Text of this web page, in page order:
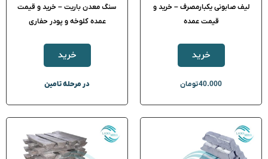
لیف صابونی یکبارمصرف – خرید و
قیمت عمده
خرید
40.000تومان
سنگ معدن باریت – خرید و قیمت
عمده کلوخه و پودر حفاری
خرید
در مرحله تامین